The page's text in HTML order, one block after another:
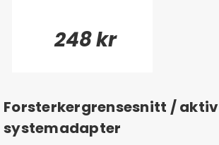
248 kr
Forsterkergrensesnitt / aktiv
systemadapter